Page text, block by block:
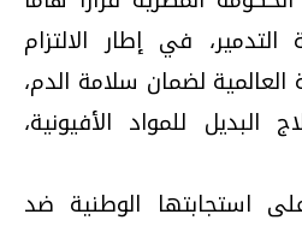
في إطار الالتزام
لضمان سلامة الدم،
للمواد الأفيونية،
استجابتها الوطنية ضد